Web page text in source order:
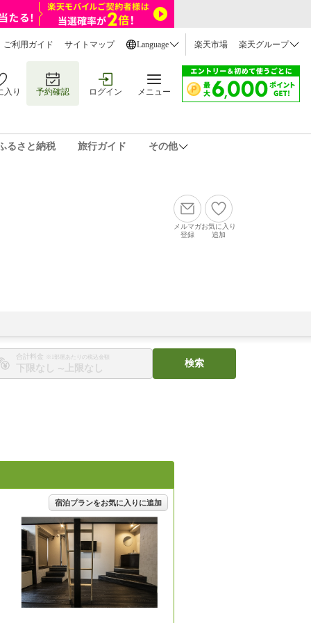
ご利用ガイド サイトマップ Language 楽天市場 楽天グループ
入り 予約確認 ログイン メニュー
るさと納税 旅行ガイド その他
メルマガ
登録
お気に入り
追加
合計料金 ※1部屋あたりの税込金額
〜
検索
宿泊プランをお気に入りに追加